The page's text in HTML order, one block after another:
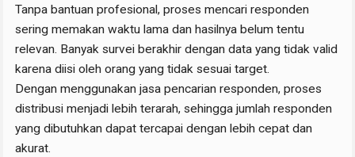
Tanpa bantuan profesional, proses mencari responden
sering memakan waktu lama dan hasilnya belum tentu
relevan. Banyak survei berakhir dengan data yang tidak valid
karena diisi oleh orang yang tidak sesuai target.
Dengan menggunakan jasa pencarian responden, proses
distribusi menjadi lebih terarah, sehingga jumlah responden
yang dibutuhkan dapat tercapai dengan lebih cepat dan
akurat.